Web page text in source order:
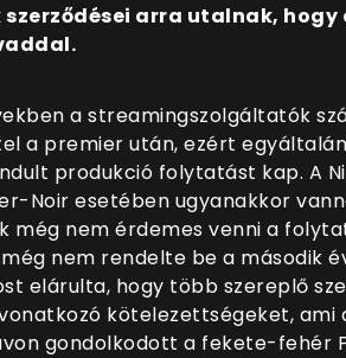
szerződései arra utalnak,
a streamingszolgáltatók
a premier után, ezért
produkció folytatást kap. A
Noir esetében ugyanakkor
még nem érdemes venni a
nem rendelte be a második
elárulta, hogy több szereplő
kötelezettségeket, ami
gondolkodott a fekete-fehér